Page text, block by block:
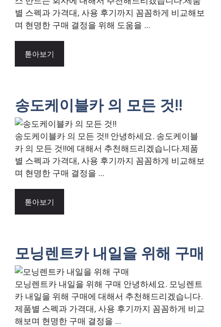
별 스펙과 가격대, 사용 후기까지 꼼꼼하게 비교해보
며 현명한 구매 결정을 위해 도움을 ...
톧아보기
송도케이블카 의 모든 것!!
송도케이블카 의 모든 것!! 안녕하세요. 송도케이블
카 의 모든 것!!에 대해서 추천해드리겠습니다.제품
별 스펙과 가격대, 사용 후기까지 꼼꼼하게 비교해보
며 현명한 구매 결정을 ...
톧아보기
모닝렌트카 내일을 위해 구매
모닝렌트카 내일을 위해 구매 안녕하세요. 모닝렌트
카 내일을 위해 구매에 대해서 추천해드리겠습니다.
제품별 스펙과 가격대, 사용 후기까지 꼼꼼하게 비교
해보며 현명한 구매 결정을 ...